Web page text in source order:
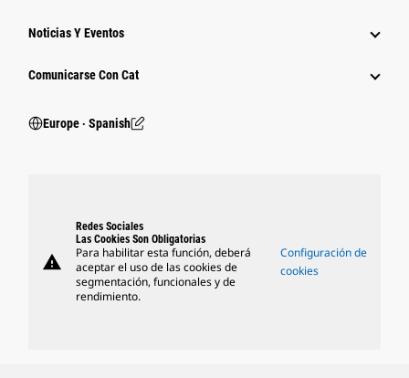
Noticias Y Eventos
Comunicarse Con Cat
Europe ‧ Spanish
warning
Redes Sociales
Las Cookies Son Obligatorias
Para habilitar esta función, deberá
aceptar el uso de las cookies de
segmentación, funcionales y de
rendimiento.
Configuración de
cookies